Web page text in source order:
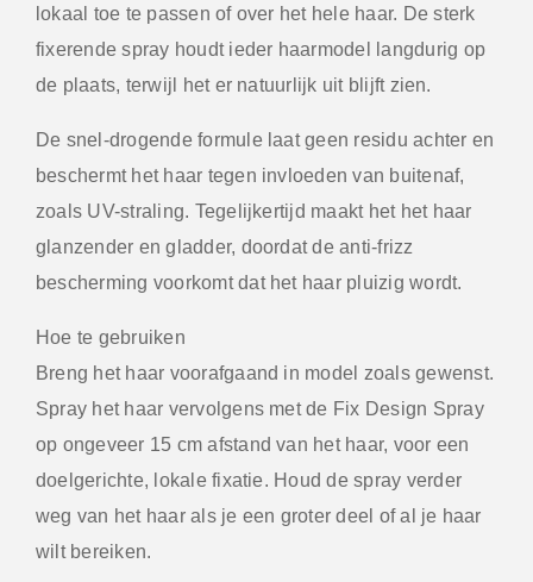
lokaal toe te passen of over het hele haar. De sterk
fixerende spray houdt ieder haarmodel langdurig op
de plaats, terwijl het er natuurlijk uit blijft zien.
De snel-drogende formule laat geen residu achter en
beschermt het haar tegen invloeden van buitenaf,
zoals UV-straling. Tegelijkertijd maakt het het haar
glanzender en gladder, doordat de anti-frizz
bescherming voorkomt dat het haar pluizig wordt.
Hoe te gebruiken
Breng het haar voorafgaand in model zoals gewenst.
Spray het haar vervolgens met de Fix Design Spray
op ongeveer 15 cm afstand van het haar, voor een
doelgerichte, lokale fixatie. Houd de spray verder
weg van het haar als je een groter deel of al je haar
wilt bereiken.